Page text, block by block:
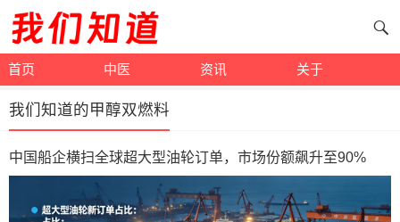
首页 中医 资讯 关于
我们知道的甲醇双燃料
中国船企横扫全球超大型油轮订单，市场份额飙升至90%